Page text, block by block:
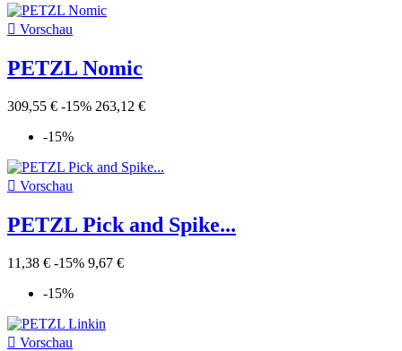
 Vorschau
PETZL Nomic
309,55 € -15% 263,12 €
-15%
 Vorschau
PETZL Pick and Spike...
11,38 € -15% 9,67 €
-15%
 Vorschau